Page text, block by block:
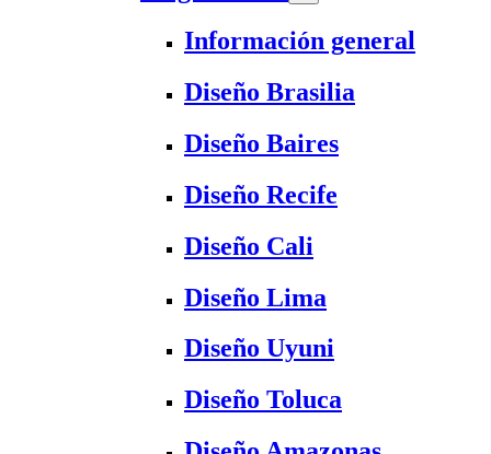
Información general
Diseño Brasilia
Diseño Baires
Diseño Recife
Diseño Cali
Diseño Lima
Diseño Uyuni
Diseño Toluca